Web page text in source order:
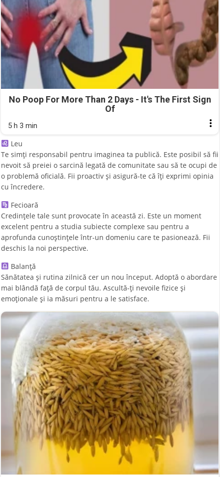
No Poop For More Than 2 Days - It's The First Sign
Of
5 h 3 min
Leu
Te simți responsabil pentru imaginea ta publică. Este posibil să fii
nevoit să preiei o sarcină legată de comunitate sau să te ocupi de
o problemă oficială. Fii proactiv și asigură-te că îți exprimi opinia
cu încredere.
Fecioară
Credințele tale sunt provocate în această zi. Este un moment
excelent pentru a studia subiecte complexe sau pentru a
aprofunda cunoștințele într-un domeniu care te pasionează. Fii
deschis la noi perspective.
Balanță
Sănătatea și rutina zilnică cer un nou început. Adoptă o abordare
mai blândă față de corpul tău. Ascultă-ți nevoile fizice și
emoționale și ia măsuri pentru a le satisface.